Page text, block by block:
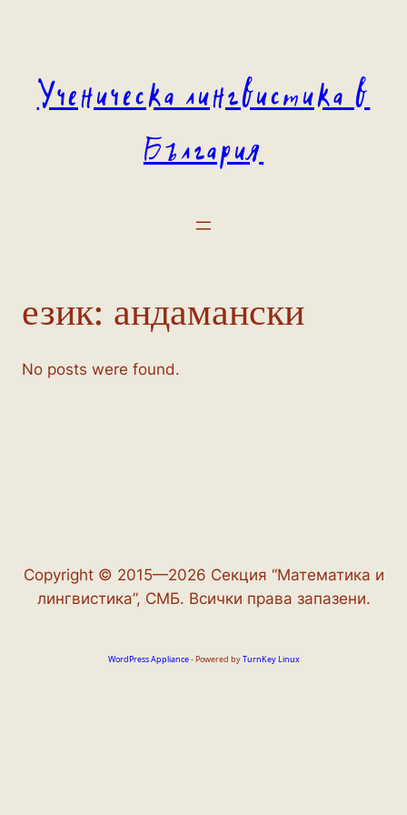
Ученическа лингвистика в
България
език: андамански
No posts were found.
Copyright © 2015—2026 Секция “Математика и
лингвистика”, СМБ. Всички права запазени.
WordPress Appliance- Powered byTurnKey Linux